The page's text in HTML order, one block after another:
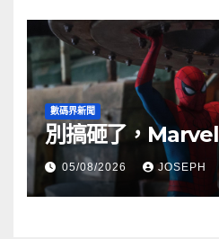
數碼界新聞
別搞砸了，Marvel
05/08/2026 JOSEPH